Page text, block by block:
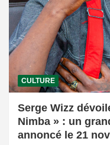
CULTURE
Serge Wizz
Nimba » : un
annoncé le 21